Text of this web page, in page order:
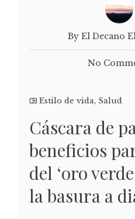
By El Decano
No
Estilo de vida, Salud
Cáscara de
beneficios
del ‘oro
la basura a